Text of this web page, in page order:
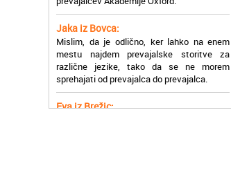
Jaka iz Bovca:
Mislim, da je odlično, ker lahko na enem
mestu najdem prevajalske storitve za
različne jezike, tako da se ne morem
sprehajati od prevajalca do prevajalca.
Eva iz Brežic:
jezik, na spletu sem našla Oxford, jih